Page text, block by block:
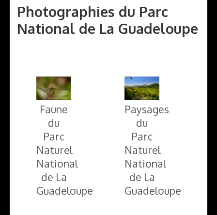
Photographies du Parc
National de La Guadeloupe
Faune
du
Parc
Naturel
National
de La
Guadeloupe
Paysages
du
Parc
Naturel
National
de La
Guadeloupe